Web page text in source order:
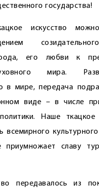
государства!
искусство
его любви к
мира.
в мире, передача
виде – в числе
Наше ткацкое
всемирного
славу
передавалось из